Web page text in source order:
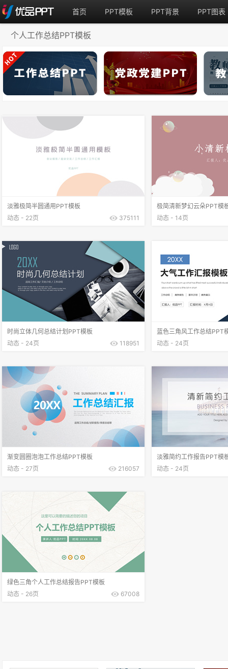
首页 PPT模板 PPT背景 PPT图表
个人工作总结PPT模板
淡雅极简半圆通用PPT模板
动态 - 22页
375111
极简清新梦幻云朵PPT模
动态 - 14页
时尚立体几何总结计划PPT模板
动态 - 24页
118951
蓝色三角风工作总结PPT
动态 - 24页
渐变圆圈泡泡工作总结PPT模板
动态 - 27页
216057
淡雅简约工作报告PPT模
动态 - 24页
绿色三角个人工作总结报告PPT模板
动态 - 26页
67008